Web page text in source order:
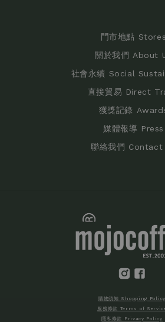
門市地點 Stores
關於我們 About
社會永續 Social
直接貿易 Direct
獲獎記錄
媒體報導 Press
聯絡我們 Contact
購物須知 Shopping Policy
服務條款 Terms of
隱私條款 Privacy Policy